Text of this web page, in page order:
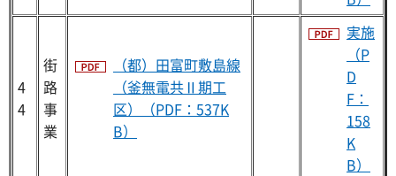
4
4
街
路
事
業
（都）田富町敷島線
（釜無電共Ⅱ期工
区）（PDF：537K
B）
実施
（P
D
F：
158
K
B）